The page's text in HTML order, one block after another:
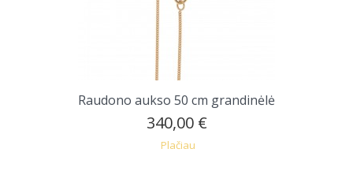
Raudono aukso 50 cm grandinėlė
340,00 €
Plačiau